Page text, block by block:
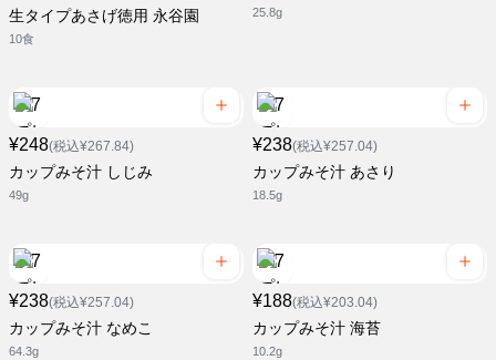
生タイプあさげ徳用 永谷園
10食
25.8g
¥248(税込¥267.84)
カップみそ汁 しじみ
49g
¥238(税込¥257.04)
カップみそ汁 あさり
18.5g
¥238(税込¥257.04)
カップみそ汁 なめこ
64.3g
¥188(税込¥203.04)
カップみそ汁 海苔
10.2g